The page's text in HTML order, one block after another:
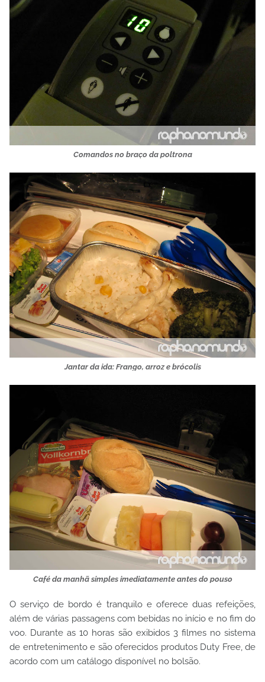
Comandos no braço da poltrona
Jantar da ida: Frango, arroz e brócolis
Café da manhã simples imediatamente antes do pouso
O serviço de bordo é tranquilo e oferece duas refeições,
além de várias passagens com bebidas no início e no fim do
voo. Durante as 10 horas são exibidos 3 filmes no sistema
de entretenimento e são oferecidos produtos Duty Free, de
acordo com um catálogo disponível no bolsão.